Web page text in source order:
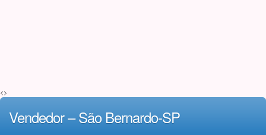
<>
Vendedor – São Bernardo-SP